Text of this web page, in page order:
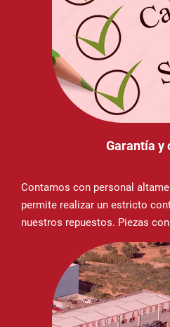
Garantía y
Contamos con personal
permite realizar un estricto
nuestros repuestos. Piezas